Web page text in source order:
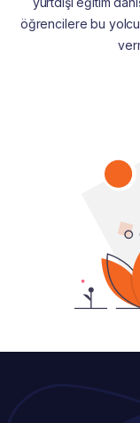
öğrencilere bu